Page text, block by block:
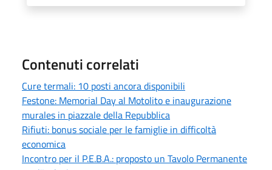
Contenuti correlati
Cure termali: 10 posti ancora disponibili
Festone: Memorial Day al Motolito e inaugurazione
murales in piazzale della Repubblica
Rifiuti: bonus sociale per le famiglie in difficoltà
economica
Incontro per il P.E.B.A.: proposto un Tavolo Permanente